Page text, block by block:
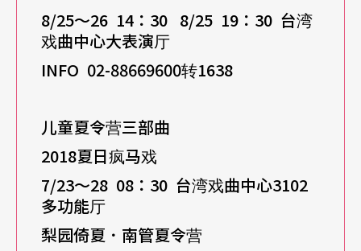
8/25～26 14 ：30 8/25 19 ：30 台湾
戏曲中心大表演厅
INFO 02-88669600转1638
儿童夏令营三部曲
2018夏日疯马戏
7/23～28 08 ：30 台湾戏曲中心3102
多功能厅
梨园倚夏．南管夏令营